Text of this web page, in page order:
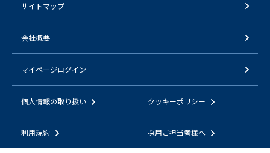
サイトマップ
会社概要
マイページログイン
個人情報の取り扱い クッキーポリシー
利用規約 採用ご担当者様へ